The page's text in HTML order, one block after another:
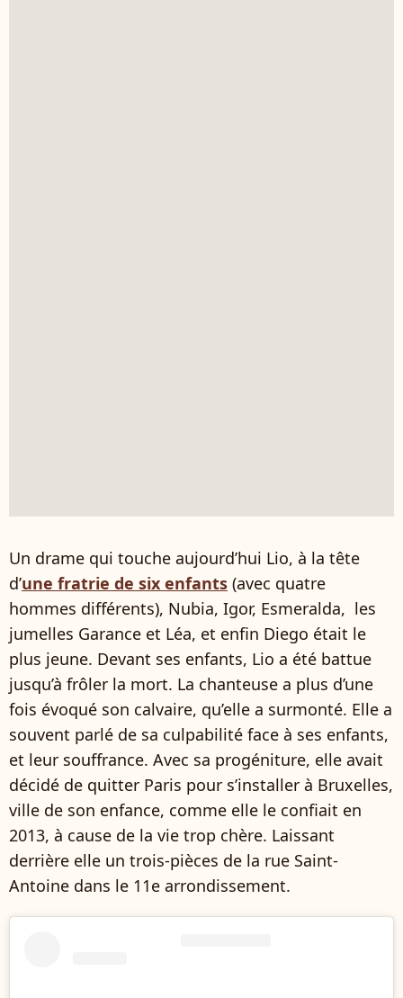
Un drame qui touche aujourd’hui Lio, à la tête
d’une fratrie de six enfants (avec quatre
hommes différents), Nubia, Igor, Esmeralda, les
jumelles Garance et Léa, et enfin Diego était le
plus jeune. Devant ses enfants, Lio a été battue
jusqu’à frôler la mort. La chanteuse a plus d’une
fois évoqué son calvaire, qu’elle a surmonté. Elle a
souvent parlé de sa culpabilité face à ses enfants,
et leur souffrance. Avec sa progéniture, elle avait
décidé de quitter Paris pour s’installer à Bruxelles,
ville de son enfance, comme elle le confiait en
2013, à cause de la vie trop chère. Laissant
derrière elle un trois-pièces de la rue Saint-
Antoine dans le 11e arrondissement.